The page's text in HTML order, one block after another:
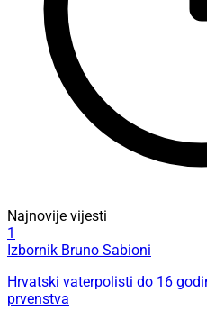
Najnovije vijesti
1
Izbornik Bruno Sabioni
Hrvatski vaterpolisti do 16
prvenstva